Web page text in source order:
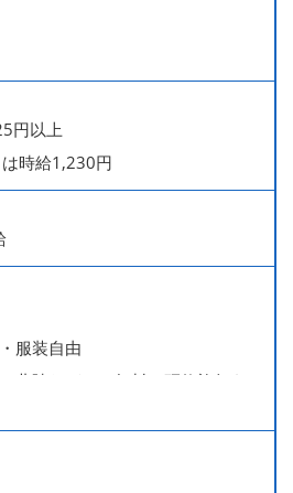
円以上
時給1,230円
服装自由
北陸などへの無料の研修旅行あり
い食 あり